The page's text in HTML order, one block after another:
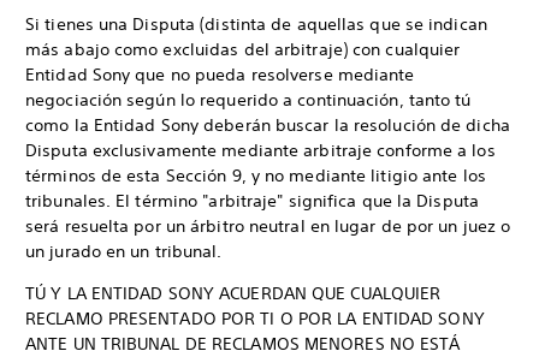
Si tienes una Disputa (distinta de aquellas que se indican
más abajo como excluidas del arbitraje) con cualquier
Entidad Sony que no pueda resolverse mediante
negociación según lo requerido a continuación, tanto tú
como la Entidad Sony deberán buscar la resolución de dicha
Disputa exclusivamente mediante arbitraje conforme a los
términos de esta Sección 9, y no mediante litigio ante los
tribunales. El término "arbitraje" significa que la Disputa
será resuelta por un árbitro neutral en lugar de por un juez o
un jurado en un tribunal.
TÚ Y LA ENTIDAD SONY ACUERDAN QUE CUALQUIER
RECLAMO PRESENTADO POR TI O POR LA ENTIDAD SONY
ANTE UN TRIBUNAL DE RECLAMOS MENORES NO ESTÁ